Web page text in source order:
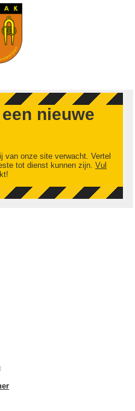
nieuwe
van onze site verwacht. Vertel
tot dienst kunnen zijn. Vul